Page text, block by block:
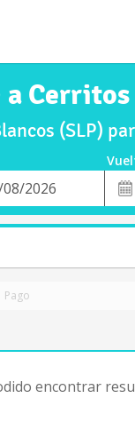
(SLP)
Fecha
de
Pago
encontrar